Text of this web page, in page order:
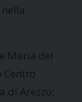
Maria del
di Arezzo;